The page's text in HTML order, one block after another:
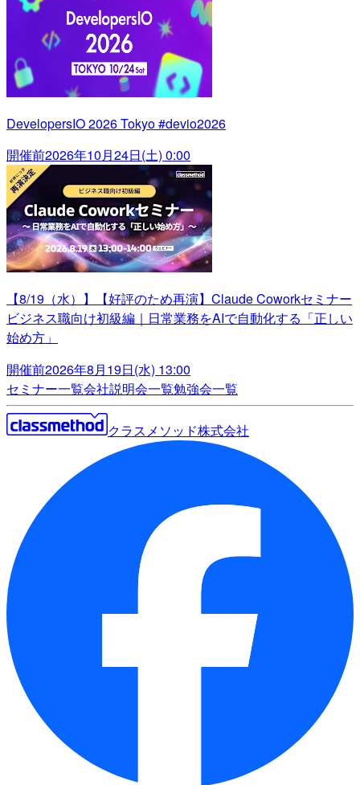
DevelopersIO 2026 Tokyo #devio2026
開催前2026年10月24日(土) 0:00
【8/19（水）】【好評のため再演】Claude Coworkセミナー
ビジネス職向け初級編｜日常業務をAIで自動化する「正しい
始め方」
開催前2026年8月19日(水) 13:00
セミナー一覧会社説明会一覧勉強会一覧
クラスメソッド株式会社